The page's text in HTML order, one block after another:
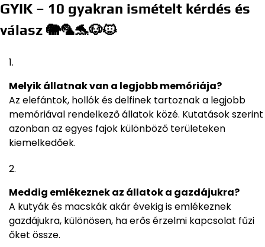
GYIK – 10 gyakran ismételt kérdés és
válasz 🐘🦜🐬🐶🐱
Melyik állatnak van a legjobb memóriája?
Az elefántok, hollók és delfinek tartoznak a legjobb
memóriával rendelkező állatok közé. Kutatások szerint
azonban az egyes fajok különböző területeken
kiemelkedőek.
Meddig emlékeznek az állatok a gazdájukra?
A kutyák és macskák akár évekig is emlékeznek
gazdájukra, különösen, ha erős érzelmi kapcsolat fűzi
őket össze.